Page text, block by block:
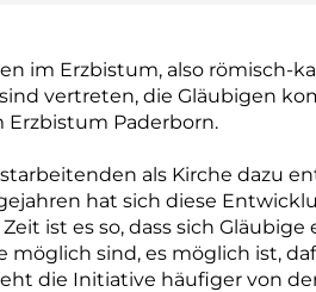
im Erzbistum, also römisch-­
vertreten, die Gläubigen
Erzbistum Paderborn.
als Kirche dazu
hat sich diese
ist es so, dass sich Gläubige
sind, es möglich ist,
die Initiative häufiger von